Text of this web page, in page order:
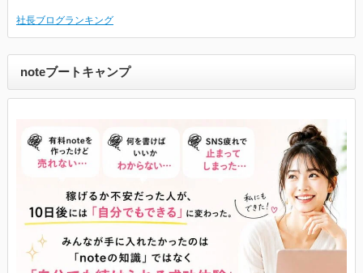
社長ブログランキング
noteブートキャンプ